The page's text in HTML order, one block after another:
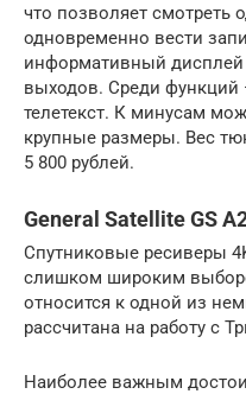
что позволяет смотреть
одновременно вести
информативный
выходов. Среди функций
телетекст. К минусам
крупные размеры. Вес
5 800 рублей.
General Satellite GS
Спутниковые ресиверы
слишком широким
относится к одной из
рассчитана на работу с
Наиболее важным